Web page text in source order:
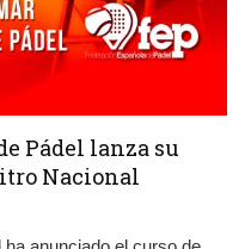
Pádel lanza su
Nacional